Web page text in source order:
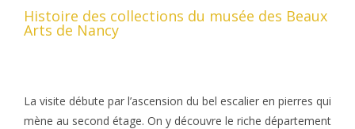
Histoire des collections du musée des Beaux
Arts de Nancy
La visite débute par l’ascension du bel escalier en pierres qui
mène au second étage. On y découvre le riche département